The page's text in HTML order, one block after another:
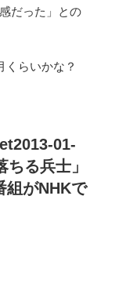
だった」との
くらいかな？
01-
る兵士」
組がNHKで